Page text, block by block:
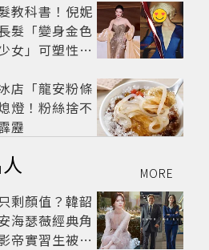
教科書！倪妮
髮「變身金色
女」可塑性超
店「龍安粉條
燈！粉絲捨不
靂
MORE
剩顏值？韓韶
海瑟薇經典角
帝實習生被